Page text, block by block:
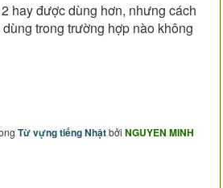
hay được dùng hơn, nhưng cách
trong trường hợp nào không
Từ vựng tiếng Nhậtbởi NGUYEN MINH